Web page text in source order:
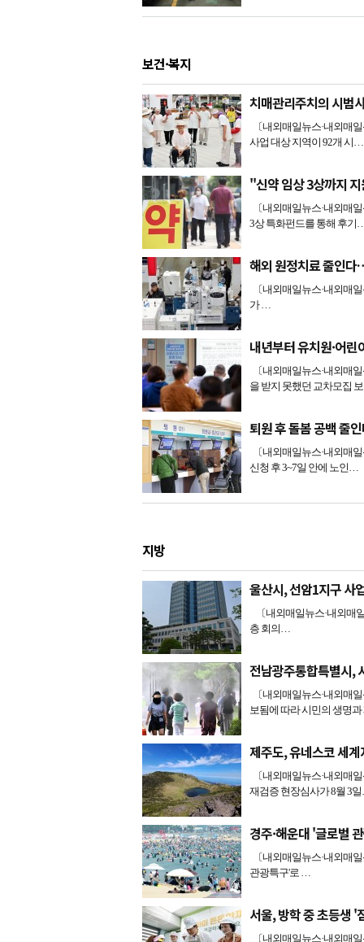
보건·복지
치매관리주치의 시범
〔내외매일뉴스·내외매
사업 대상 지역이 92개 시…
"신약 임상 3상까지
〔내외매일뉴스·내외매
3상 특화펀드를 통해 후기
해외 원정치료 줄인
〔내외매일뉴스·내외매
가 …
내년부터 유치원·어
〔내외매일뉴스·내외매
을 받지 못했던 교차모집
퇴원 후 돌봄 공백 줄
〔내외매일뉴스·내외매
신청 후 3~7일 안에 노인…
지방
울산시, 선암1지구 사
〔내외매일뉴스·내외매
층 회의…
전남광주통합특별시,
〔내외매일뉴스·내외매
보됨에 따라 시민의 생명
제주도, 유네스코 세
〔내외매일뉴스·내외매
재검증 현장심사가 8월 3
경주·해운대 '글로벌
〔내외매일뉴스·내외매
관광특구'로 …
서울, 방학 중 초등생
〔내외매일뉴스·내외매